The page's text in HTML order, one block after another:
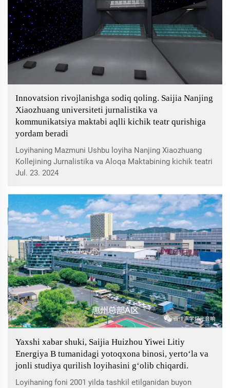
Innovatsion rivojlanishga sodiq qoling. Saijia Nanjing
Xiaozhuang universiteti jurnalistika va
kommunikatsiya maktabi aqlli kichik teatr qurishiga
yordam beradi
Loyihaning Mazmuni Ushbu loyiha Nanjing Xiaozhuang
Kollejining Jurnalistika va Aloqa Maktabining kichik teatri
uchun ovoz va yorug'lik xarid qilish va ko'chirish
sifatini yaxshilash uchun mo'ljallangan...
Jul. 23. 2024
Yaxshi xabar shuki, Saijia Huizhou Yiwei Litiy
Energiya B tumanidagi yotoqxona binosi, yertoʻla va
jonli studiya qurilish loyihasini gʻolib chiqardi.
Loyihaning foni 2001 yilda tashkil etilganidan buyon